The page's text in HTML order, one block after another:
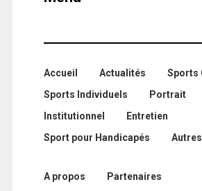
Accueil Actualités
Sports
Sports Individuels
Portrait
Institutionnel
Entretien
Sport pour Handicapés
Autres
A propos Partenaires